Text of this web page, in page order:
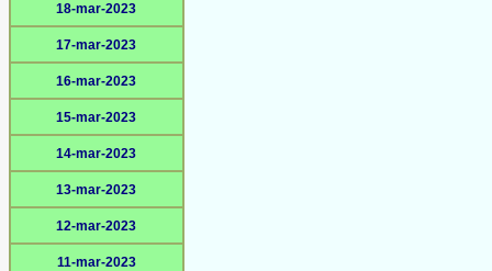
18-mar-2023
17-mar-2023
16-mar-2023
15-mar-2023
14-mar-2023
13-mar-2023
12-mar-2023
11-mar-2023